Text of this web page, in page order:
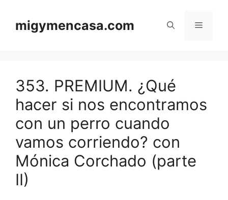
contenido
migymencasa.com Menú
353. PREMIUM. ¿Qué
hacer si nos encontramos
con un perro cuando
vamos corriendo? con
Mónica Corchado (parte
II)